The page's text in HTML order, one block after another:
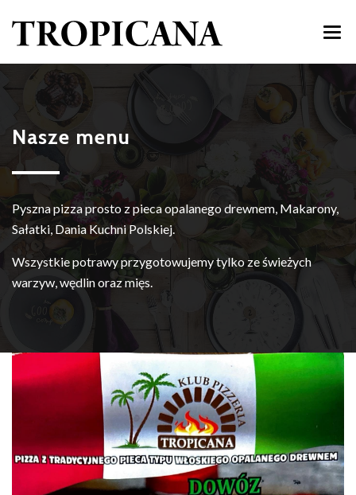
START
MENU
DOWÓZ
IMPREZY
ATRAKCJE
GALERIA
AKTUALNOŚCI
Nasze menu
Pyszna pizza prosto z pieca opalanego drewnem, Makarony,
Sałatki, Dania Kuchni Polskiej.
Wszystkie potrawy przygotowujemy tylko ze świeżych
warzyw, wędlin oraz mięs.